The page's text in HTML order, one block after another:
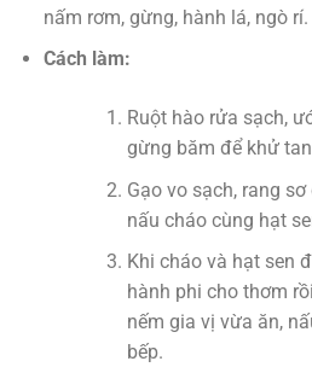
nấm rơm, gừng, hành lá, ngò rí.
Cách làm:
Ruột hào rửa sạch,
gừng băm để khử
Gạo vo sạch, rang
nấu cháo cùng hạt
Khi cháo và hạt sen
hành phi cho thơm
nếm gia vị vừa ăn,
bếp.